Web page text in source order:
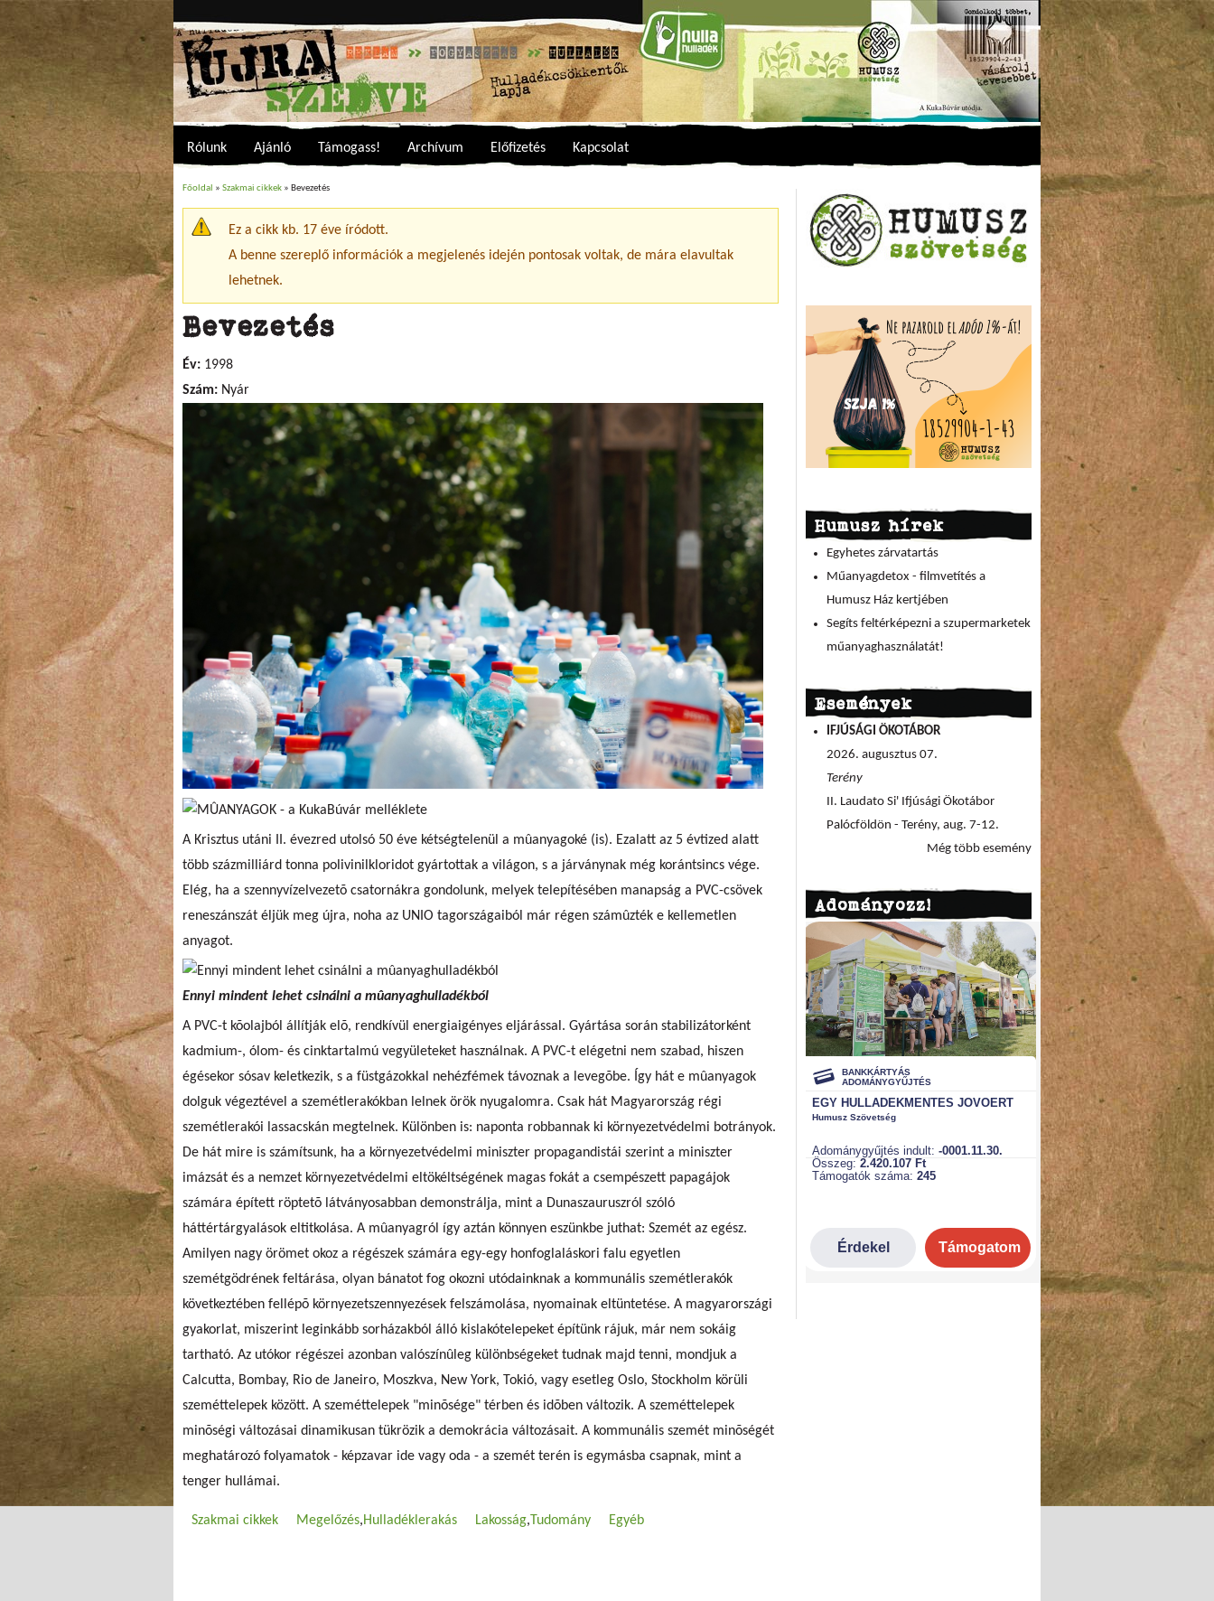
Rólunk Ajánló Támogass! Archívum Előfizetés Kapcsolat
Jelenlegi hely
Főoldal » Szakmai cikkek » Bevezetés
Figyelmeztető üzenet
Ez a cikk kb. 17 éve íródott.
A benne szereplő információk a megjelenés idején pontosak voltak, de mára elavultak
lehetnek.
Bevezetés
Év: 1998
Szám: Nyár
A Krisztus utáni II. évezred utolsó 50 éve kétségtelenül a mûanyagoké (is). Ezalatt az 5 évtized alatt
több százmilliárd tonna polivinilkloridot gyártottak a világon, s a járványnak még korántsincs vége.
Elég, ha a szennyvízelvezetõ csatornákra gondolunk, melyek telepítésében manapság a PVC-csövek
reneszánszát éljük meg újra, noha az UNIO tagországaiból már régen számûzték e kellemetlen
anyagot.
Ennyi mindent lehet csinálni a mûanyaghulladékból
A PVC-t kõolajból állítják elõ, rendkívül energiaigényes eljárással. Gyártása során stabilizátorként
kadmium-, ólom- és cinktartalmú vegyületeket használnak. A PVC-t elégetni nem szabad, hiszen
égésekor sósav keletkezik, s a füstgázokkal nehézfémek távoznak a levegõbe. Így hát e mûanyagok
dolguk végeztével a szemétlerakókban lelnek örök nyugalomra. Csak hát Magyarország régi
szemétlerakói lassacskán megtelnek. Különben is: naponta robbannak ki környezetvédelmi botrányok.
De hát mire is számítsunk, ha a környezetvédelmi miniszter propagandistái szerint a miniszter
imázsát és a nemzet környezetvédelmi eltökéltségének magas fokát a csempészett papagájok
számára épített röptetõ látványosabban demonstrálja, mint a Dunaszauruszról szóló
háttértárgyalások eltitkolása. A mûanyagról így aztán könnyen eszünkbe juthat: Szemét az egész.
Amilyen nagy örömet okoz a régészek számára egy-egy honfoglaláskori falu egyetlen
szemétgödrének feltárása, olyan bánatot fog okozni utódainknak a kommunális szemétlerakók
következtében fellépõ környezetszennyezések felszámolása, nyomainak eltüntetése. A magyarországi
gyakorlat, miszerint leginkább sorházakból álló kislakótelepeket építünk rájuk, már nem sokáig
tartható. Az utókor régészei azonban valószínûleg különbségeket tudnak majd tenni, mondjuk a
Calcutta, Bombay, Rio de Janeiro, Moszkva, New York, Tokió, vagy esetleg Oslo, Stockholm körüli
szeméttelepek között. A szeméttelepek "minõsége" térben és idõben változik. A szeméttelepek
minõségi változásai dinamikusan tükrözik a demokrácia változásait. A kommunális szemét minõségét
meghatározó folyamatok - képzavar ide vagy oda - a szemét terén is egymásba csapnak, mint a
tenger hullámai.
Szakmai cikkek Megelőzés Hulladéklerakás Lakosság Tudomány Egyéb
Humusz hírek
Egyhetes zárvatartás
Műanyagdetox - filmvetítés a
Humusz Ház kertjében
Segíts feltérképezni a szupermarketek
műanyaghasználatát!
Események
IFJÚSÁGI ÖKOTÁBOR
2026. augusztus 07.
Terény
II. Laudato Si' Ifjúsági Ökotábor
Palócföldön - Terény, aug. 7-12.
Még több esemény
Adományozz!